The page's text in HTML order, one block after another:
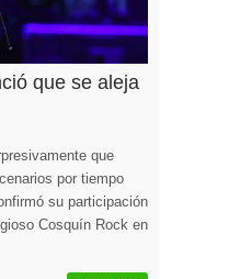
que se aleja
que
por tiempo
su participación
Cosquín Rock en